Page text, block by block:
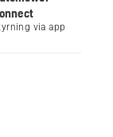
via app